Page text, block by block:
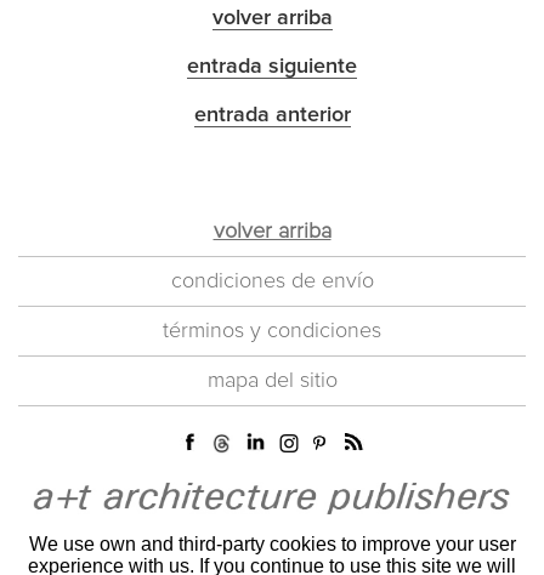
volver arriba
entrada siguiente
entrada anterior
volver arriba
condiciones de envío
términos y condiciones
mapa del sitio
We use own and third-party cookies to improve your user
experience with us. If you continue to use this site we will